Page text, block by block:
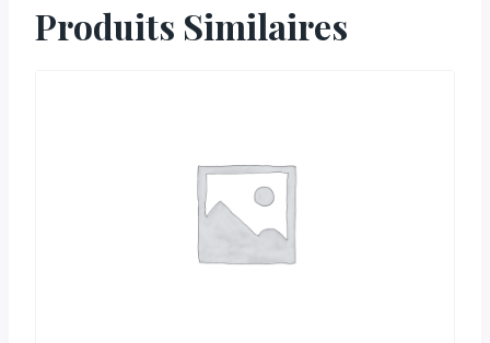
Produits Similaires